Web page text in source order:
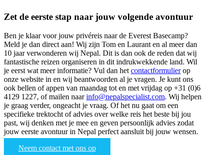
Zet de eerste stap naar jouw volgende avontuur
Ben je klaar voor jouw privéreis naar de Everest Basecamp?
Meld je dan direct aan! Wij zijn Tom en Laurant en al meer dan
10 jaar verwonderen wij Nepal. Dit is dan ook de reden dat wij
fantastische reizen organiseren in dit indrukwekkende land. Wil
je eerst wat meer informatie? Vul dan het contactformulierop
onze website in en wij beantwoorden al je vragen. Je kunt ons
ook bellen of appen van maandag tot en met vrijdag op +31 (0)6
4129 1227, of mailen naarinfo@nepalspecialist.com. Wij helpen
je graag verder, ongeacht je vraag. Of het nu gaat om een
specifieke trektocht of advies over welke reis het beste bij jou
past, wij denken met je mee en geven persoonlijk advies zodat
jouw eerste avontuur in Nepal perfect aansluit bij jouw wensen.
Neem contact met ons op